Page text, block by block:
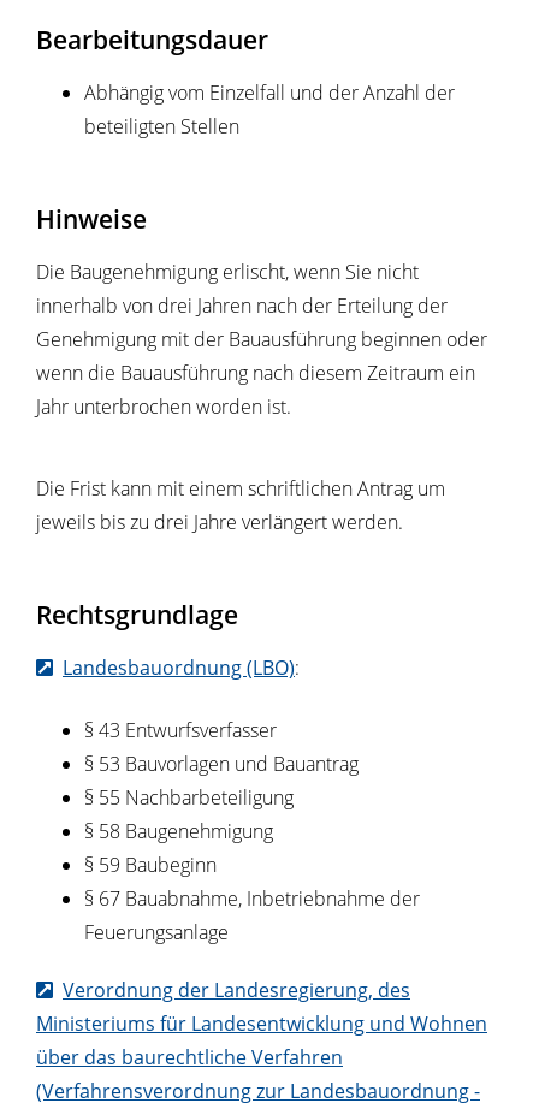
Bearbeitungsdauer
Abhängig vom Einzelfall und der Anzahl der
beteiligten Stellen
Hinweise
Die Baugenehmigung erlischt, wenn Sie nicht
innerhalb von drei Jahren nach der Erteilung der
Genehmigung mit der Bauausführung beginnen oder
wenn die Bauausführung nach diesem Zeitraum ein
Jahr unterbrochen worden ist.
Die Frist kann mit einem schriftlichen Antrag um
jeweils bis zu drei Jahre verlängert werden.
Rechtsgrundlage
Landesbauordnung (LBO):
§ 43 Entwurfsverfasser
§ 53 Bauvorlagen und Bauantrag
§ 55 Nachbarbeteiligung
§ 58 Baugenehmigung
§ 59 Baubeginn
§ 67 Bauabnahme, Inbetriebnahme der
Feuerungsanlage
Verordnung der Landesregierung, des
Ministeriums für Landesentwicklung und Wohnen
über das baurechtliche Verfahren
(Verfahrensverordnung zur Landesbauordnung -